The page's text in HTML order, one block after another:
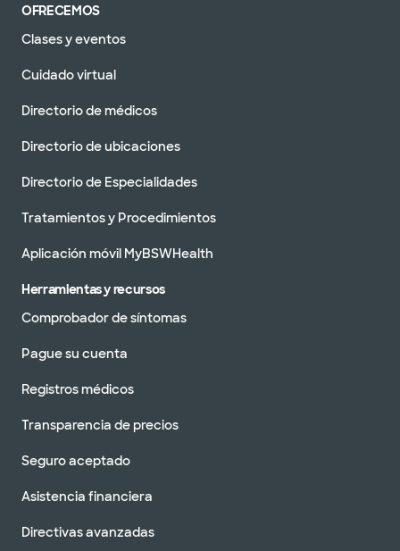
OFRECEMOS
Clases y eventos
Cuidado virtual
Directorio de médicos
Directorio de ubicaciones
Directorio de Especialidades
Tratamientos y Procedimientos
Aplicación móvil MyBSWHealth
Herramientas y recursos
Comprobador de síntomas
Pague su cuenta
Registros médicos
Transparencia de precios
Seguro aceptado
Asistencia financiera
Directivas avanzadas